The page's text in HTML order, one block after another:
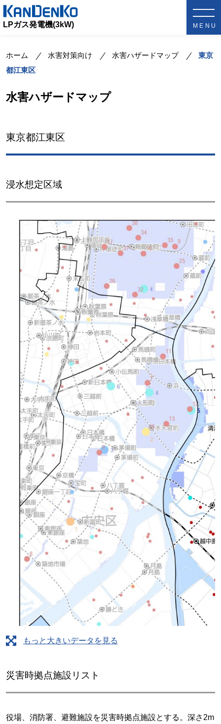
LPガス発電機(3kW)
ホーム 水害対策向け 水害ハザードマップ
東京
都江東区
水害ハザードマップ
東京都江東区
浸水想定区域
もっと大きいデータを見る
災害時拠点施設リスト
役場、消防署、避難施設を災害時拠点施設とする。深さ2m